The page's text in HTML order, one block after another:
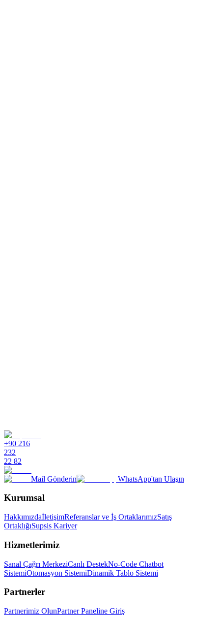
+90 216
232
22 82
Mail Gönderin WhatsApp'tan Ulaşın
Kurumsal
HakkımızdaİletişimReferanslar ve İş OrtaklarımızSatış
OrtaklığıSupsis Kariyer
Hizmetlerimiz
Sanal Çağrı MerkeziCanlı DestekNo-Code Chatbot
SistemiOtomasyon SistemiDinamik Tablo Sistemi
Partnerler
Partnerimiz OlunPartner Paneline Giriş